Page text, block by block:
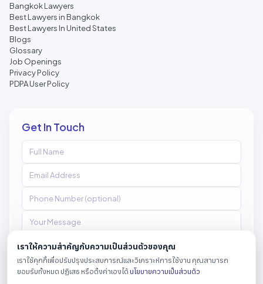
Bangkok Lawyers
Best Lawyers in Bangkok
Best Lawyers In United States
Blogs
Glossary
Job Openings
Privacy Policy
PDPA User Policy
Get In Touch
Send Message
เราให้ความสำคัญกับความเป็นส่วนตัวของคุณ
เราใช้คุกกี้เพื่อปรับปรุงประสบการณ์และวิเคราะห์การใช้งาน คุณสามารถ
ยอมรับทั้งหมด ปฏิเสธ หรือตั้งค่าเองได้นโยบายความเป็นส่วนตัว